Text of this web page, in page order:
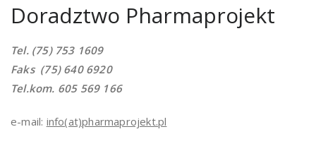
Doradztwo Pharmaprojekt
Tel. (75) 753 1609
Faks (75) 640 6920
Tel.kom. 605 569 166
e-mail: info(at)pharmaprojekt.pl